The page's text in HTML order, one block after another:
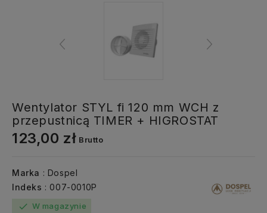
Wentylator STYL fi 120 mm WCH z
przepustnicą TIMER + HIGROSTAT
123,00 zł Brutto
Marka : Dospel
Indeks : 007-0010P
check W magazynie